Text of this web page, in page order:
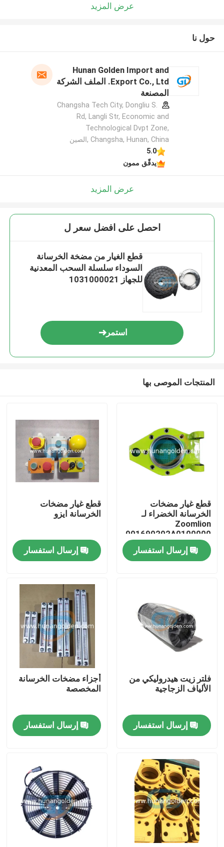
بيت
معلومات عنا
جولة في المعمل
رقابة جودة
اتصل بنا
اطلب اقتباس
قطع غيار مضخة الخرسانة
أنبوب توصيل مضخة الخرسانة
عرض المزيد
حول نا
Hunan Golden Import and
Export Co., Ltd. الملف الشركة
المصنعة
Changsha Tech City, Dongliu S.
Rd, Langli Str, Economic and
Technological Dvpt Zone,
Changsha, Hunan, China ,الصين
5.0
يدقّق ممون
عرض المزيد
احصل على افضل سعر ل
قطع الغيار من مضخة الخرسانة
السوداء سلسلة السحب المعدنية
للجهاز 1031000021
استمر
المنتجات الموصى بها
قطع غيار مضخات
الخرسانة الخضراء لـ
Zoomlion
001690202A0100000
إرسال استفسار
قطع غيار مضخات
الخرسانة ايزو
إرسال استفسار
فلتر زيت هيدروليكي من
الألياف الزجاجية
إرسال استفسار
أجزاء مضخات الخرسانة
المخصصة
إرسال استفسار